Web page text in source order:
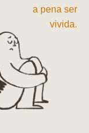
a pena ser
vivida.